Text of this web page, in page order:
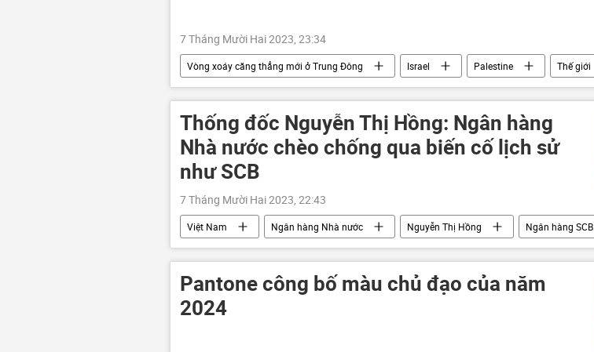
7 Tháng Mười Hai 2023, 23:34
Vòng xoáy căng thẳng mới ở Trung Đông Israel Palestine
Thế giới
xung đột quân sự
HAMAS Lebanon "Hezbollah"
Thống đốc Nguyễn Thị Hồng: Ngân hàng
Nhà nước chèo chống qua biến cố lịch sử
như SCB
7 Tháng Mười Hai 2023, 22:43
Việt Nam Ngân hàng Nhà nước Nguyễn Thị Hồng
Ngân hàng SCB
Kinh tế
doanh nghiệp Kinh doanh
Pantone công bố màu chủ đạo của năm
2024